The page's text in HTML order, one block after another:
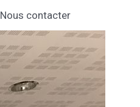
Nous contacter